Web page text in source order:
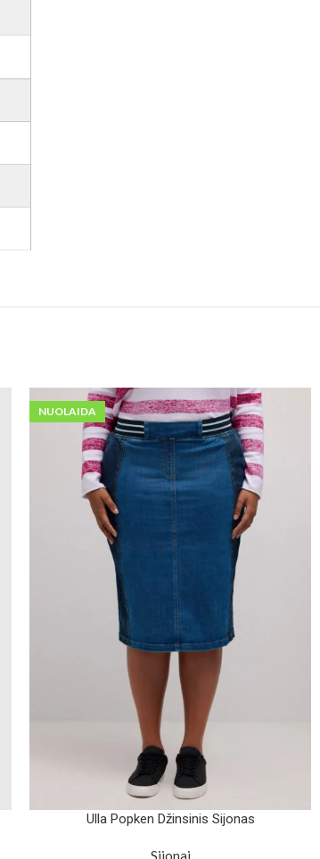
NUOLAIDA
Ulla Popken Džinsinis Sijonas
Sijonai